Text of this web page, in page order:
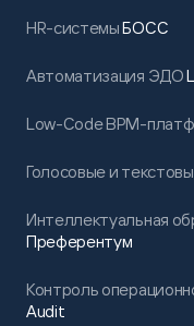
HR-системыБОСС
Автоматизация ЭДО
Low-Code BPM-
Голосовые и
Интеллектуальная
Преферентум
Контроль
Audit